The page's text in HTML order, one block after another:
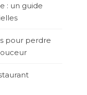
: un guide
pour perdre